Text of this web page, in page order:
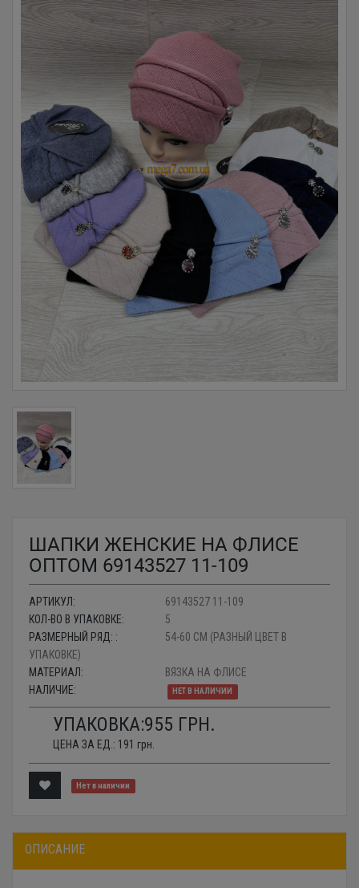
ШАПКИ ЖЕНСКИЕ НА ФЛИСЕ
ОПТОМ 69143527 11-109
АРТИКУЛ:
69143527 11-109
КОЛ-ВО В УПАКОВКЕ:
5
РАЗМЕРНЫЙ РЯД: :
54-60 СМ (РАЗНЫЙ ЦВЕТ В
УПАКОВКЕ)
МАТЕРИАЛ:
ВЯЗКА НА ФЛИСЕ
НАЛИЧИЕ:
НЕТ В НАЛИЧИИ
УПАКОВКА:955 ГРН.
ЦЕНА ЗА ЕД.: 191 грн.
Нет в наличии
ОПИСАНИЕ